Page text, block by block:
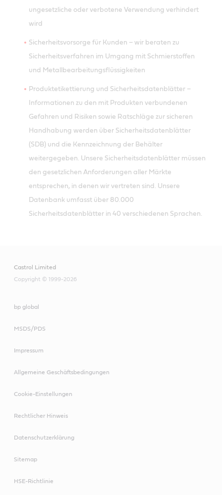
ungesetzliche oder verbotene Verwendung verhindert
wird
Sicherheitsvorsorge für Kunden – wir beraten zu
Sicherheitsverfahren im Umgang mit Schmierstoffen
und Metallbearbeitungsflüssigkeiten
Produktetikettierung und Sicherheitsdatenblätter –
Informationen zu den mit Produkten verbundenen
Gefahren und Risiken sowie Ratschläge zur sicheren
Handhabung werden über Sicherheitsdatenblätter
(SDB) und die Kennzeichnung der Behälter
weitergegeben. Unsere Sicherheitsdatenblätter müssen
den gesetzlichen Anforderungen aller Märkte
entsprechen, in denen wir vertreten sind. Unsere
Datenbank umfasst über 80.000
Sicherheitsdatenblätter in 40 verschiedenen Sprachen.
Castrol Limited
Copyright © 1999-2026
bp global
MSDS/PDS
Impressum
Allgemeine Geschäftsbedingungen
Cookie-Einstellungen
Rechtlicher Hinweis
Datenschutzerklärung
Sitemap
HSE-Richtlinie